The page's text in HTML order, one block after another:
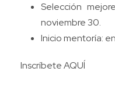
Selección
noviembre 30.
Inicio mentoría:
InscríbeteAQUÍ